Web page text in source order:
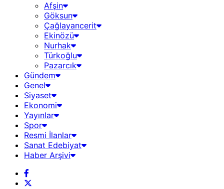
Afşin
Göksun
Çağlayancerit
Ekinözü
Nurhak
Türkoğlu
Pazarcık
Gündem
Genel
Siyaset
Ekonomi
Yayınlar
Spor
Resmi İlanlar
Sanat Edebiyat
Haber Arşivi